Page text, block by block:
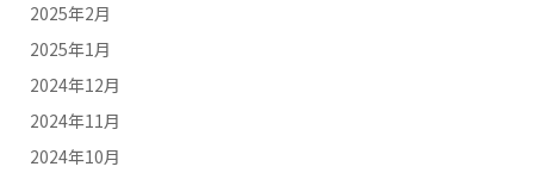
2025年2月
2025年1月
2024年12月
2024年11月
2024年10月